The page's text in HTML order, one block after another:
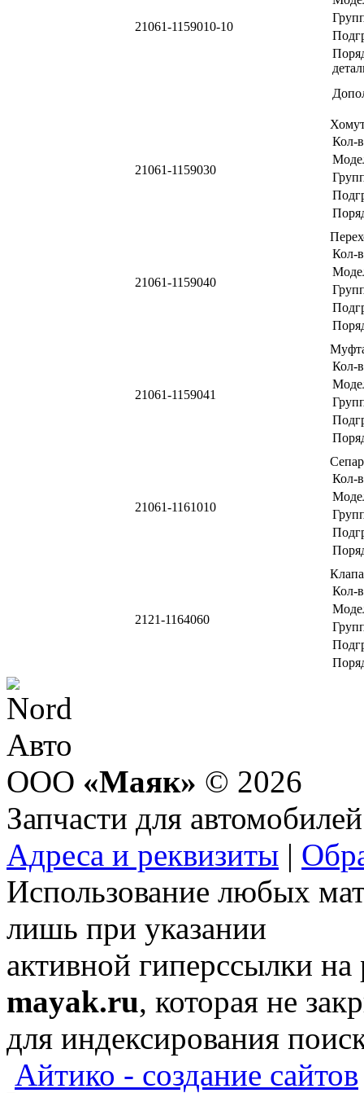
21061-1159010-10
21061-1159030
Кол-
21061-1159040
Кол-
21061-1159041
Кол-
21061-1161010
Кол-
2121-1164060
Кол-
ООО «Маяк» © 2026
Запчасти для автомобилей
Адреса и реквизиты |
Использование любых
лишь при указании
активной гиперссылки
mayak.ru, которая не
для индексирования
Айтико - создание сайтов